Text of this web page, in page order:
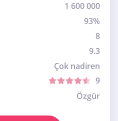
1 600 000
93%
8
9.3
Çok nadiren
9
Özgür